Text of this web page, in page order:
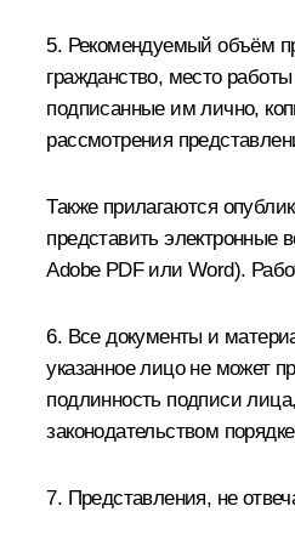
5. Рекомендуемый объём
гражданство, место
подписанные им лично,
рассмотрения
Также прилагаются
представить электронные
Adobe PDF или Word).
6. Все документы и
указанное лицо не может
подлинность подписи
законодательством
7. Представления, не